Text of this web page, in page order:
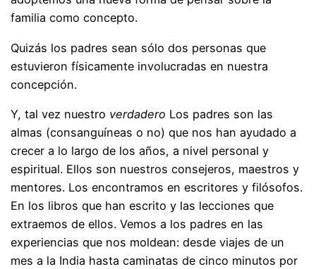
familia como concepto.
Quizás los padres sean sólo dos personas que
estuvieron físicamente involucradas en nuestra
concepción.
Y, tal vez nuestro verdadero Los padres son las
almas (consanguíneas o no) que nos han ayudado a
crecer a lo largo de los años, a nivel personal y
espiritual. Ellos son nuestros consejeros, maestros y
mentores. Los encontramos en escritores y filósofos.
En los libros que han escrito y las lecciones que
extraemos de ellos. Vemos a los padres en las
experiencias que nos moldean: desde viajes de un
mes a la India hasta caminatas de cinco minutos por